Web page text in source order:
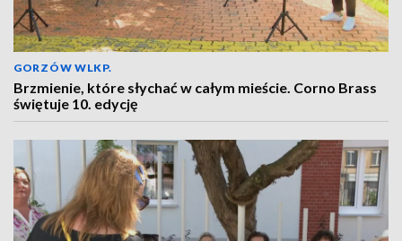
GORZÓW WLKP.
Brzmienie, które słychać w całym mieście. Corno Brass
świętuje 10. edycję